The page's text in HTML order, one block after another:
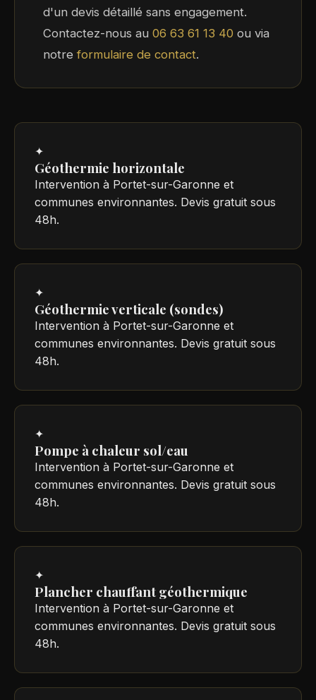
d'un devis détaillé sans engagement.
Contactez-nous au 06 63 61 13 40 ou via
notreformulaire de contact.
✦
Géothermie horizontale
Intervention à Portet-sur-Garonne et
communes environnantes. Devis gratuit sous
48h.
✦
Géothermie verticale (sondes)
Intervention à Portet-sur-Garonne et
communes environnantes. Devis gratuit sous
48h.
✦
Pompe à chaleur sol/eau
Intervention à Portet-sur-Garonne et
communes environnantes. Devis gratuit sous
48h.
✦
Plancher chauffant géothermique
Intervention à Portet-sur-Garonne et
communes environnantes. Devis gratuit sous
48h.